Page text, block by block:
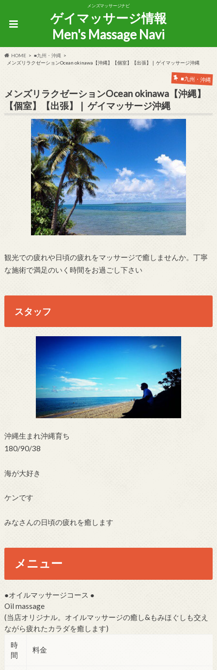
メンズマッサージナビ
ゲイマッサージ情報
Men's Massage Navi
HOME
■九州・沖縄
メンズリラクゼーションOcean okinawa【沖縄】【個室】【出張】❘ ゲイマッサージ沖縄
■九州・沖縄
メンズリラクゼーションOcean okinawa【沖縄】
【個室】【出張】❘ ゲイマッサージ沖縄
観光での疲れや日頃の疲れをマッサージで癒しませんか。丁寧
な施術で満足のいく時間をお過ごし下さい
スタッフ
沖縄生まれ沖縄育ち
180/90/38
海が大好き
ケンです
みなさんの日頃の疲れを癒します
メニュー
●オイルマッサージコース ●
Oil massage
(当店オリジナル。オイルマッサージの癒し&もみほぐしも交え
ながら疲れたカラダを癒します)
時
間
料金